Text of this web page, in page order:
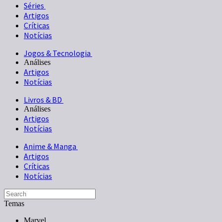
Séries
Artigos
Críticas
Notícias
Jogos & Tecnologia
Análises
Artigos
Notícias
Livros & BD
Análises
Artigos
Notícias
Anime & Manga
Artigos
Críticas
Notícias
Temas
Marvel